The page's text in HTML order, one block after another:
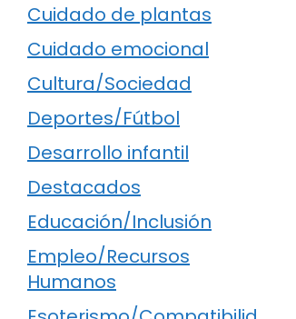
Cuidado de plantas
Cuidado emocional
Cultura/Sociedad
Deportes/Fútbol
Desarrollo infantil
Destacados
Educación/Inclusión
Empleo/Recursos
Humanos